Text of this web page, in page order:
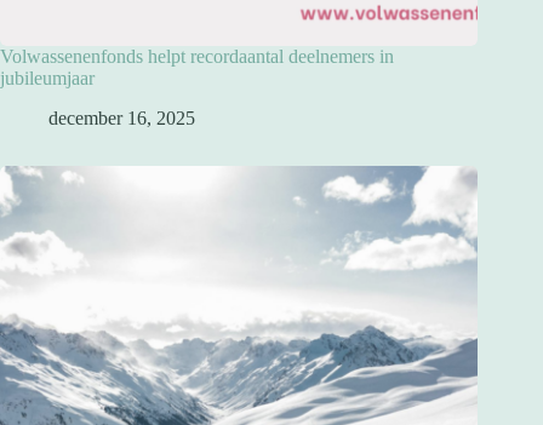
Volwassenenfonds helpt recordaantal deelnemers in
jubileumjaar
december 16, 2025